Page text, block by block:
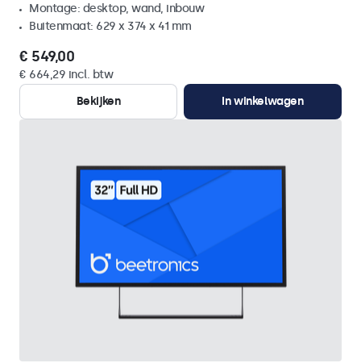
Montage: desktop, wand, inbouw
Buitenmaat: 629 x 374 x 41 mm
€ 549,00
€ 664,29 incl. btw
Bekijken
In winkelwagen